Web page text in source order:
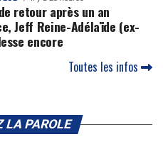
retour après un an
Jeff Reine-Adélaïde (ex-
encore
Toutes les infos
LA PAROLE